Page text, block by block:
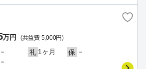
万円 (共益費 5,000円)
－ 礼 1ヶ月 保 －
－